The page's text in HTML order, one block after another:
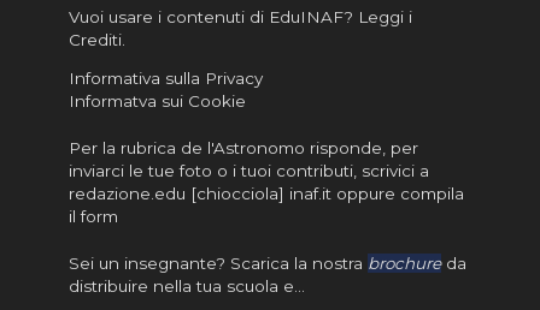
Vuoi usare i contenuti di EduINAF? Leggi i
Crediti.
Informativa sulla Privacy
Informatva sui Cookie
Per la rubrica de l'Astronomo risponde, per
inviarci le tue foto o i tuoi contributi, scrivici a
redazione.edu [chiocciola] inaf.it oppure compila
il form
Sei un insegnante? Scarica la nostra brochureda
distribuire nella tua scuola e…